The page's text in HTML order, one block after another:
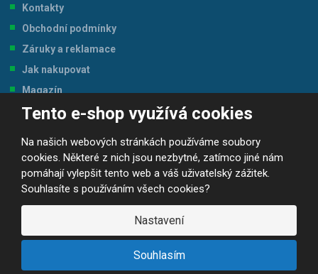
Tento e-shop využívá cookies
Na našich webových stránkách používáme soubory
cookies. Některé z nich jsou nezbytné, zatímco jiné nám
pomáhají vylepšit tento web a váš uživatelský zážitek.
Souhlasíte s používáním všech cookies?
Nastavení
Souhlasím
Kontakty
Obchodní podmínky
Záruky a reklamace
Jak nakupovat
Magazín
Tabulka velikostí
© 2026, JP-SPORT.CZ SPORTOVNÍ POTŘEBY
Prohlášení o přístupnosti |Mapa stránek ||GDPR
VYROBILA
R